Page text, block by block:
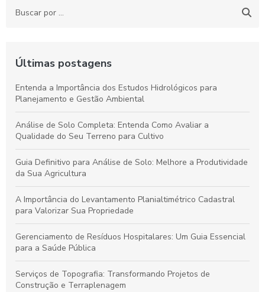
Últimas postagens
Entenda a Importância dos Estudos Hidrológicos para
Planejamento e Gestão Ambiental
Análise de Solo Completa: Entenda Como Avaliar a
Qualidade do Seu Terreno para Cultivo
Guia Definitivo para Análise de Solo: Melhore a Produtividade
da Sua Agricultura
A Importância do Levantamento Planialtimétrico Cadastral
para Valorizar Sua Propriedade
Gerenciamento de Resíduos Hospitalares: Um Guia Essencial
para a Saúde Pública
Serviços de Topografia: Transformando Projetos de
Construção e Terraplenagem